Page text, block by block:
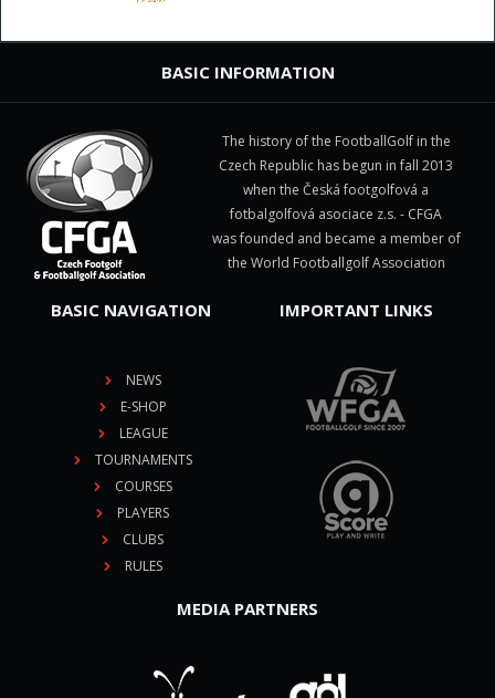
BASIC INFORMATION
The history of the FootballGolf in the
Czech Republic has begun in fall 2013
when the Česká footgolfová a
fotbalgolfová asociace z.s. - CFGA
was founded and became a member of
the World Footballgolf Association
BASIC NAVIGATION
NEWS
E-SHOP
LEAGUE
TOURNAMENTS
COURSES
PLAYERS
CLUBS
RULES
IMPORTANT LINKS
MEDIA PARTNERS